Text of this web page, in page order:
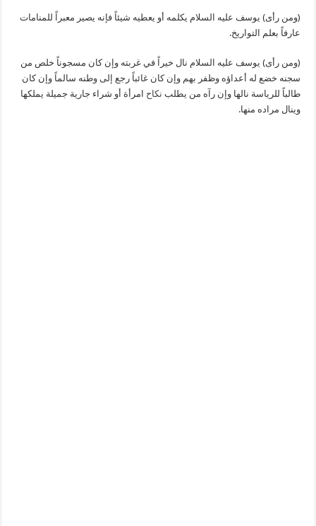
(ومن رأى) يوسف عليه السلام يكلمه أو يعطيه شيئاً فإنه يصير معبراً للمنامات
عارفاً بعلم التواريخ.
(ومن رأى) يوسف عليه السلام نال خيراً في غربته وإن كان مسجوناً خلص من
سجنه خضع له أعداؤه وظفر بهم وإن كان غائباً رجع إلى وطنه سالماً وإن كان
طالباً للرياسة نالها وإن رآه من يطلب نكاح امرأة أو شراء جارية جميلة يملكها
وينال مراده منها.